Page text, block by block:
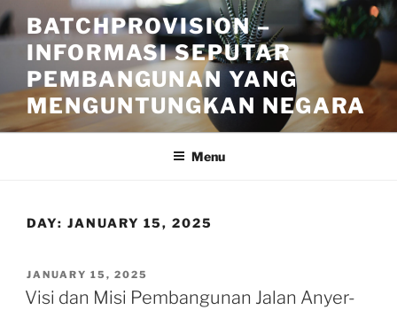
Skip
to
content
BATCHPROVISION –
INFORMASI SEPUTAR
PEMBANGUNAN YANG
MENGUNTUNGKAN NEGARA
Menu
DAY: JANUARY 15, 2025
POSTED
ON
JANUARY 15, 2025
Visi dan Misi Pembangunan Jalan Anyer-